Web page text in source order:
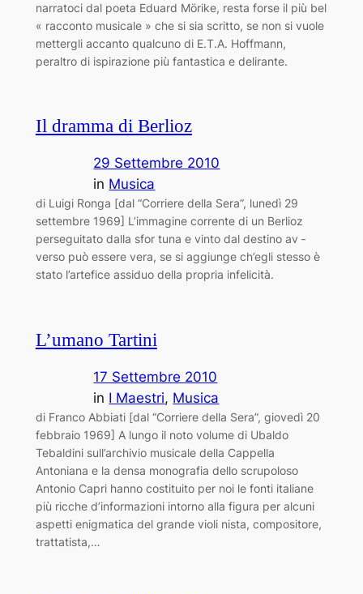
narratoci dal poeta Eduard Mörike, resta forse il più bel
« racconto musicale » che si sia scritto, se non si vuole
mettergli accanto qualcuno di E.T.A. Hoffmann,
peraltro di ispirazione più fantastica e delirante.
Il dramma di Berlioz
29 Settembre 2010
in Musica
di Luigi Ronga [dal “Corriere della Sera”, lunedì 29
settembre 1969] L’immagine corrente di un Berlioz
perseguitato dalla sfor ­tuna e vinto dal destino av ­
verso può essere vera, se si aggiunge ch’egli stesso è
stato l’artefice assiduo della propria infelicità.
L’umano Tartini
17 Settembre 2010
in I Maestri, Musica
di Franco Abbiati [dal “Corriere della Sera”, giovedì 20
febbraio 1969] A lungo il noto volume di Ubaldo
Tebaldini sull’archivio musicale della Cappella
Antoniana e la densa monografia dello scrupoloso
Antonio Capri hanno costituito per noi le fonti italiane
più ricche d’informazioni intorno alla figura per alcuni
aspetti enigmatica del grande violi ­nista, compositore,
trattatista,…